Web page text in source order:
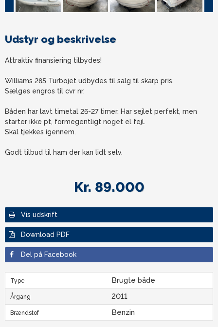
Udstyr og beskrivelse
Attraktiv finansiering tilbydes!
Williams 285 Turbojet udbydes til salg til skarp pris.
Sælges engros til cvr nr.
Båden har lavt timetal 26-27 timer. Har sejlet perfekt, men
starter ikke pt, formegentligt noget el fejl.
Skal tjekkes igennem.
Godt tilbud til ham der kan lidt selv.
Kr. 89.000
Vis udskrift
Download PDF
Del på Facebook
Type Brugte både
Årgang 2011
Brændstof Benzin